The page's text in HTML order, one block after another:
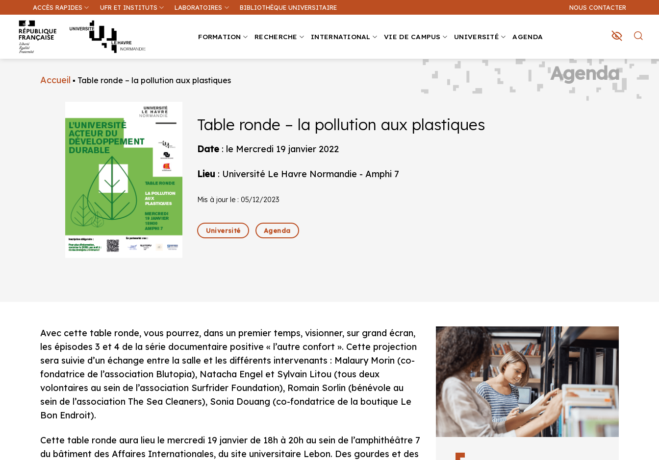
contenu
ACCÈS RAPIDES UFR ET INSTITUTS LABORATOIRES BIBLIOTHÈQUE UNIVERSITAIRE NOUS CONTACTER
FORMATION RECHERCHE INTERNATIONAL VIE DE CAMPUS UNIVERSITÉ AGENDA
Une information sur ce site Une formation
Accueil ▪ Table ronde – la pollution aux plastiques
Table ronde – la pollution aux plastiques
Date : le Mercredi 19 janvier 2022
Lieu : Université Le Havre Normandie - Amphi 7
Mis à jour le : 05/12/2023
Université Agenda
Agenda
Avec cette table ronde, vous pourrez, dans un premier temps, visionner, sur grand écran,
les épisodes 3 et 4 de la série documentaire positive « l’autre confort ». Cette projection
sera suivie d’un échange entre la salle et les différents intervenants : Malaury Morin (co-
fondatrice de l’association Blutopia), Natacha Engel et Sylvain Litou (tous deux
volontaires au sein de l’association Surfrider Foundation), Romain Sorlin (bénévole au
sein de l’association The Sea Cleaners), Sonia Douang (co-fondatrice de la boutique Le
Bon Endroit).
Cette table ronde aura lieu le mercredi 19 janvier de 18h à 20h au sein de l’amphithéâtre 7
du bâtiment des Affaires Internationales, du site universitaire Lebon. Des gourdes et des